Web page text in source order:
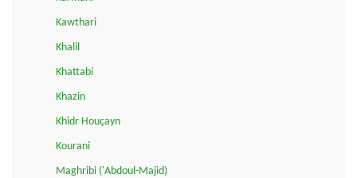
Kawthari
Khalil
Khattabi
Khazin
Khidr Houçayn
Kourani
Maghribi ('Abdoul-Majid)